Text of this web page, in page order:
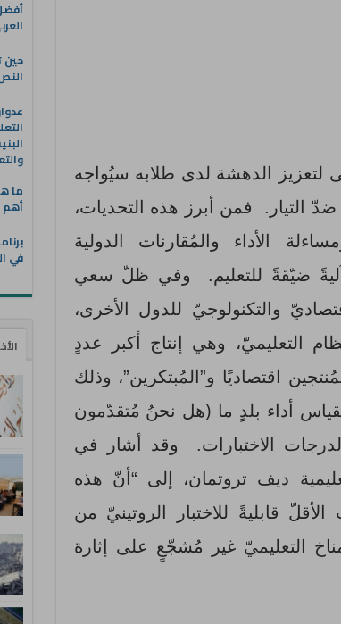
لتعزيز الدهشة لدى طلابه سيُواجه
التيار. فمن أبرز هذه التحديات،
الأداء والمُقارنات الدولية
آليةً ضيّقةً للتعليم. وفي ظلّ سعي
والتكنولوجيّ للدول الأخرى،
التعليميّ، وهي إنتاج أكبر عددٍ
اقتصاديًا و”المُبتكرين”، وذلك
أداء بلدٍ ما (هل نحنُ مُتقدّمون
الاختبارات. وقد أشار في
ديف تروتمان، إلى “أنّ هذه
قابليةً للاختبار الروتينيّ من
التعليميّ غير مُشجّعٍ على إثارة
حين
ما
أهم
في